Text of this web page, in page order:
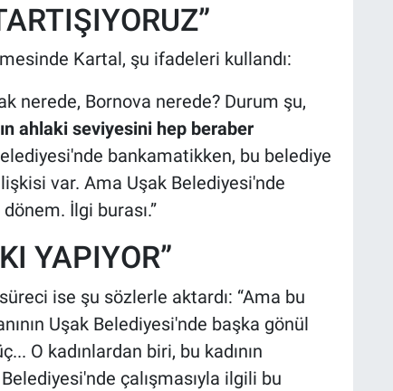
Kartal, şu ifadeleri kullandı:
nerede, Bornova nerede? Durum şu,
ahlaki seviyesini hep beraber
bankamatikken, bu belediye
var. Ama Uşak Belediyesi'nde
İlgi burası.”
YAPIYOR”
ise şu sözlerle aktardı: “Ama bu
Uşak Belediyesi'nde başka gönül
O kadınlardan biri, bu kadının
çalışmasıyla ilgili bu